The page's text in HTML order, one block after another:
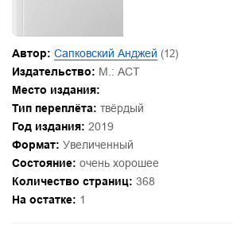
Автор: Сапковский Анджей (12)
Издательство: М.: АСТ
Место издания:
Тип переплёта: твёрдый
Год издания: 2019
Формат: Увеличенный
Состояние: очень хорошее
Количество страниц: 368
На остатке: 1